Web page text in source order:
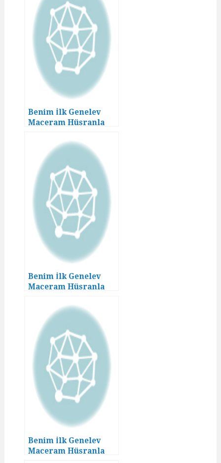
Benim İlk Genelev
Maceram Hüsranla
Benim İlk Genelev
Maceram Hüsranla
Benim İlk Genelev
Maceram Hüsranla